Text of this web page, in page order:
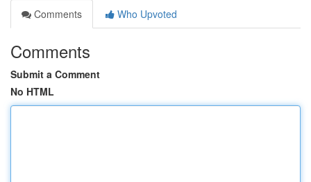
Comments
Who Upvoted
Comments
Submit a Comment
No HTML